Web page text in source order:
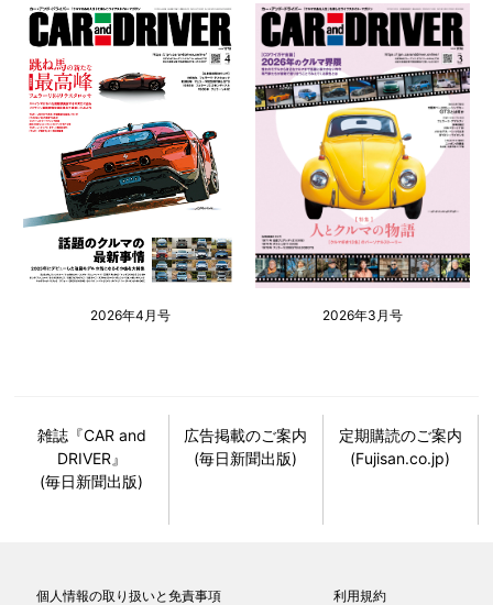
2026年4月号 2026年3月号
雑誌『CAR and
DRIVER』
(毎日新聞出版)
広告掲載のご案内
(毎日新聞出版)
定期購読のご案内
(Fujisan.co.jp)
個人情報の取り扱いと免責事項 利用規約